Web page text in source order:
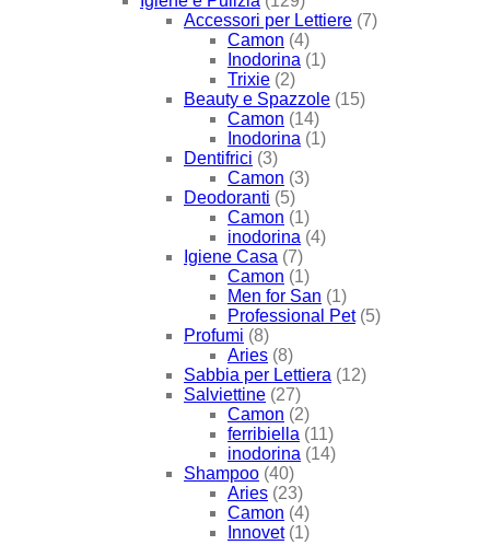
Accessori per Lettiere (7)
Camon (4)
Inodorina (1)
Trixie (2)
Beauty e Spazzole (15)
Camon (14)
Inodorina (1)
Dentifrici (3)
Camon (3)
Deodoranti (5)
Camon (1)
inodorina (4)
Igiene Casa (7)
Camon (1)
Men for San (1)
Professional Pet (5)
Profumi (8)
Aries (8)
Sabbia per Lettiera (12)
Salviettine (27)
Camon (2)
ferribiella (11)
inodorina (14)
Shampoo (40)
Aries (23)
Camon (4)
Innovet (1)